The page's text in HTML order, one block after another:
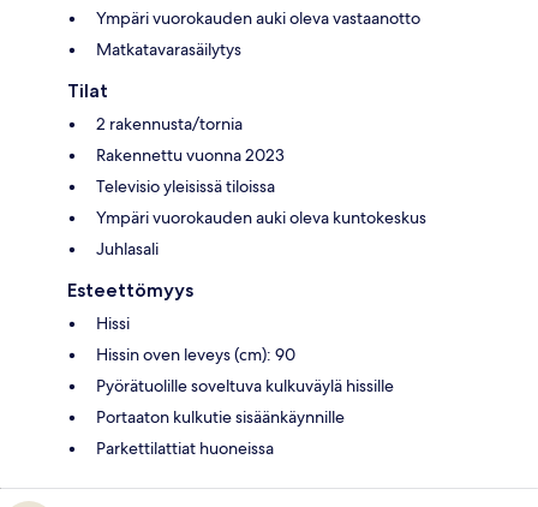
Ympäri vuorokauden auki oleva vastaanotto
Matkatavarasäilytys
Tilat
2 rakennusta/tornia
Rakennettu vuonna 2023
Televisio yleisissä tiloissa
Ympäri vuorokauden auki oleva kuntokeskus
Juhlasali
Esteettömyys
Hissi
Hissin oven leveys (cm): 90
Pyörätuolille soveltuva kulkuväylä hissille
Portaaton kulkutie sisäänkäynnille
Parkettilattiat huoneissa